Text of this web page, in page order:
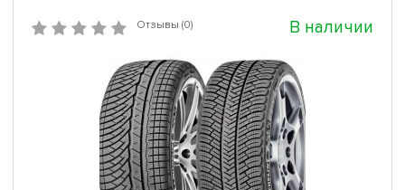
Отзывы (0) В наличии